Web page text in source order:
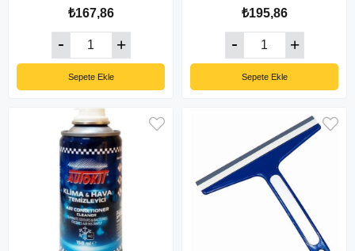
₺167,86
Sepete Ekle
₺195,86
Sepete Ekle